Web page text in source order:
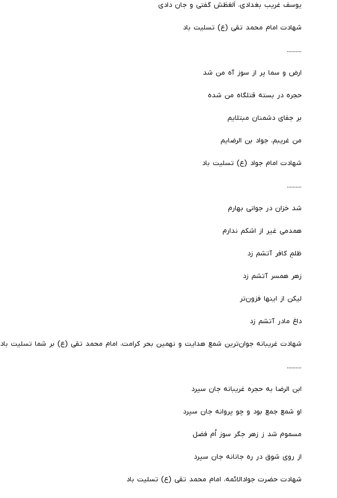
یوسف غریب بغدادی، اَلعَطَش گفتی و جان دادی
شهادت امام محمد تقی (ع) تسلیت باد
..........
ارض و سما پر از سوز آه من شد
حجره در بسته قتلگاه من شده
بر جفای دشمنان مبتلایم
من غریبم، جواد بن الرضایم
شهادت امام جواد (ع) تسلیت باد
..........
شد خزان در جوانی بهارم
همدمی غیر از اشکم ندارم
ظلمِ کافر آتشم زد
زهر همسر آتشم زد
لیکن از اینها فزون‌تر
داغ مادر آتشم زد
شهادت غریبانه جوان‌ترین شمع هدایت و نهمین بحر کرامت، امام محمد تقی (ع) بر شما تسلیت باد
..........
ابن الرضا به حجره غریبانه جان سپرد
او شمع جمع بود و چو پروانه جان سپرد
مسموم شد ز زهر جگر سوز اُم فضل
از روی شوق در ره جانانه جان سپرد
شهادت حضرت جوادالائمه، امام محمد تقی (ع) تسلیت باد